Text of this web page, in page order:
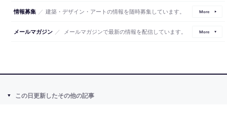
情報募集 ／ 建築・デザイン・アートの情報を随時募集しています。 More
メールマガジン ／ メールマガジンで最新の情報を配信しています。 More
この日更新したその他の記事